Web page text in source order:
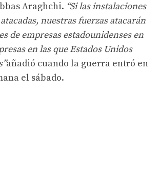
Araghchi. “Si las instalaciones
nuestras fuerzas atacarán
de empresas estadounidenses en
en las que Estados Unidos
añadió cuando la guerra entró en
el sábado.